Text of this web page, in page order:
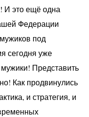
И это ещё одна
Федерации
под
сегодня уже
Представить
Как продвинулись
и стратегия, и